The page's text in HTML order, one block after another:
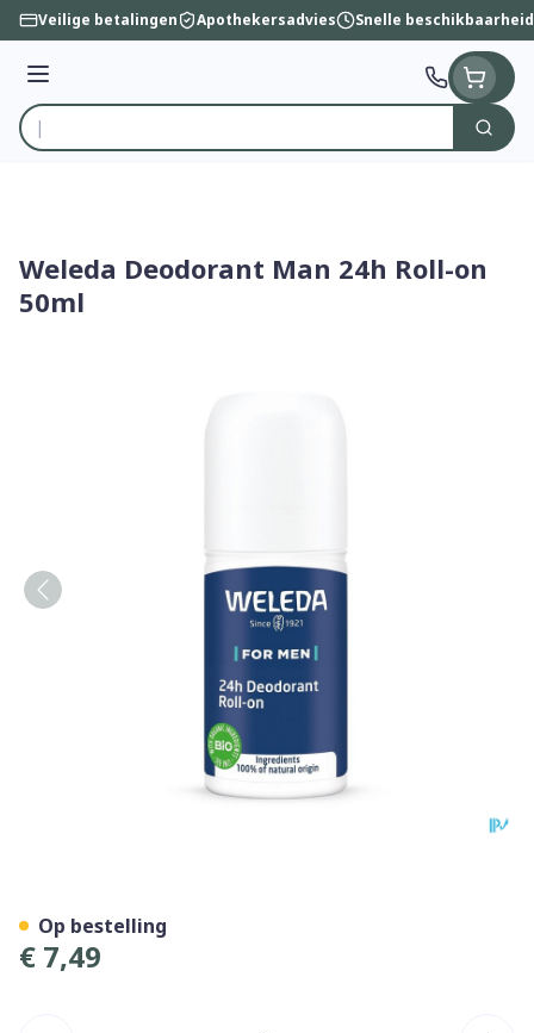
Ga naar de inhoud
Veilige betalingen Apothekersadvies Snelle beschikbaarheid
Menu
Product, merk, categorie...
Zoek
Weleda Deodorant Man 24h Roll-on
50ml
€ 7,49
Op bestelling